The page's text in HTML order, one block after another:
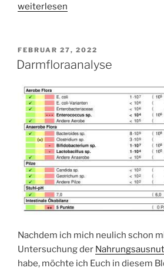
„Pankreatitis
weiterlesen
VERÖFFENTLICHT
AM
FEBRUAR 27, 2022
Darmfloraanalyse
Nachdem ich mich neulich schon
Untersuchung der
habe, möchte ich Euch in diesem